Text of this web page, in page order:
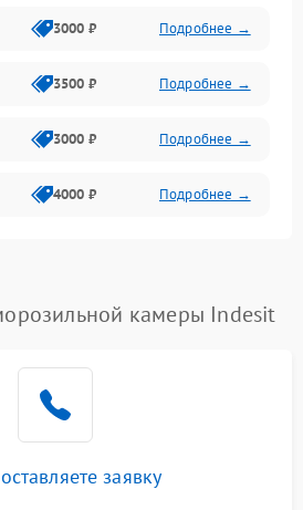
3000 ₽ Подробнее →
3500 ₽ Подробнее →
3000 ₽ Подробнее →
4000 ₽ Подробнее →
камеры Indesit
заявку